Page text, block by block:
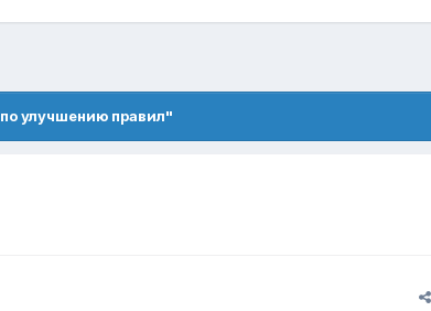
улучшению правил"